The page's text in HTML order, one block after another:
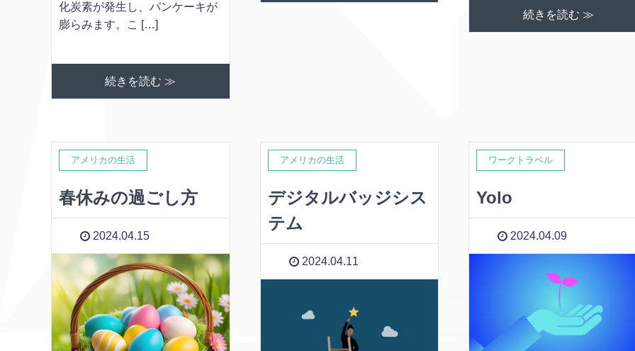
化炭素が発生し、パンケーキが
膨らみます。こ […]
続きを読む ≫
続きを読む ≫
アメリカの生活
春休みの過ごし方
2024.04.15
アメリカの生活
デジタルバッジシス
テム
2024.04.11
ワークトラベル
Yolo
2024.04.09